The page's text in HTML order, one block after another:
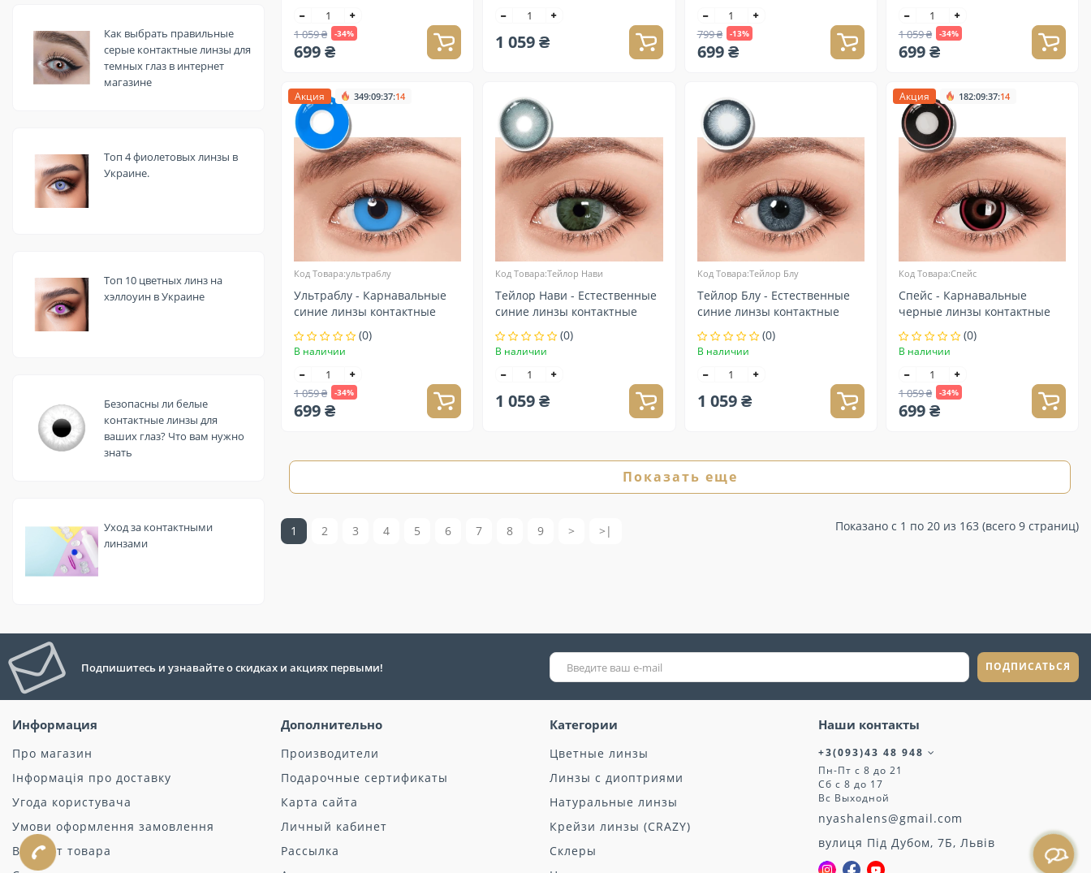
Как выбрать правильные
серые контактные линзы для
темных глаз в интернет
магазине
Топ 4 фиолетовых линзы в
Украине.
Топ 10 цветных линз на
хэллоуин в Украине
Безопасны ли белые
контактные линзы для
ваших глаз? Что вам нужно
знать
Уход за контактными
линзами
1 059 ₴ -34%
699 ₴ 1 059 ₴ 799 ₴ -13%
699 ₴
1 059 ₴ -34%
699 ₴
Акция 349:09:37:13
Код Товара:ультраблу
Ультраблу - Карнавальные
синие линзы контактные
(0)
В наличии
1 059 ₴ -34%
699 ₴
Код Товара:Тейлор Нави
Тейлор Нави - Естественные
синие линзы контактные
(0)
В наличии
1 059 ₴
Код Товара:Тейлор Блу
Тейлор Блу - Естественные
синие линзы контактные
(0)
В наличии
1 059 ₴
Акция 182:09:37:13
Код Товара:Спейс
Спейс - Карнавальные
черные линзы контактные
(0)
В наличии
1 059 ₴ -34%
699 ₴
Показать еще
1 2 3 4 5 6 7 8 9 > >| Показано с 1 по 20 из 163 (всего 9 страниц)
Подпишитесь и узнавайте о скидках и акциях первыми! ПОДПИСАТЬСЯ
Информация
Про магазин
Інформація про доставку
Угода користувача
Умови оформлення замовлення
Возврат товара
Дополнительно
Производители
Подарочные сертификаты
Карта сайта
Личный кабинет
Рассылка
Категории
Цветные линзы
Линзы с диоптриями
Натуральные линзы
Крейзи линзы (CRAZY)
Склеры
Наши контакты
+3(093)43 48 948
Пн-Пт с 8 до 21
Сб с 8 до 17
Вс Выходной
nyashalens@gmail.com
вулиця Під Дубом, 7Б, Львів